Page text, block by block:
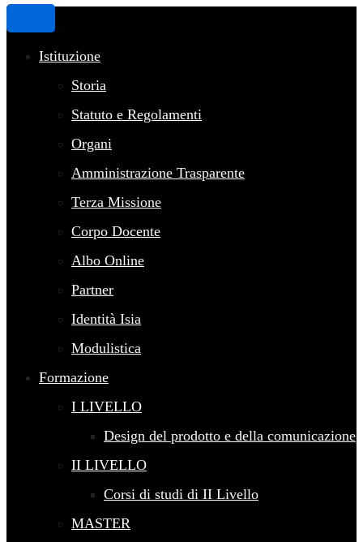
Istituzione
Storia
Statuto e Regolamenti
Organi
Amministrazione Trasparente
Terza Missione
Corpo Docente
Albo Online
Partner
Identità Isia
Modulistica
Formazione
I LIVELLO
Design del prodotto e della comunicazione
II LIVELLO
Corsi di studi di II Livello
MASTER